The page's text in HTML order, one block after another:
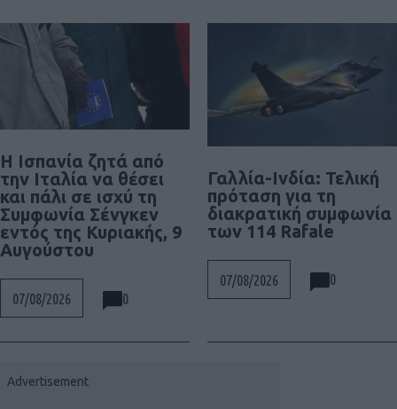
Η Ισπανία ζητά από
την Ιταλία να θέσει
και πάλι σε ισχύ τη
Συμφωνία Σένγκεν
εντός της Κυριακής, 9
Αυγούστου
07/08/2026 0
Γαλλία-Ινδία: Τελική
πρόταση για τη
διακρατική συμφωνία
των 114 Rafale
07/08/2026 0